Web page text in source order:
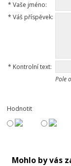
* Vaše jméno:
* Váš příspěvek:
* Kontrolní text:
Pole
Hodnotit
Mohlo by vás